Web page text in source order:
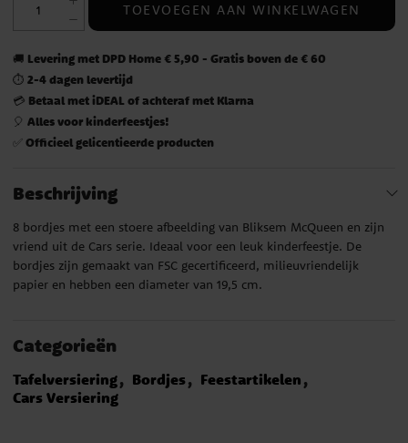
TOEVOEGEN AAN WINKELWAGEN
🚚 Levering met DPD Home € 5,90 - Gratis boven de € 60
⏱️ 2-4 dagen levertijd
💳 Betaal met iDEAL of achteraf met Klarna
🎈 Alles voor kinderfeestjes!
✅ Officieel gelicentieerde producten
Beschrijving
8 bordjes met een stoere afbeelding van Bliksem McQueen en zijn
vriend uit de Cars serie. Ideaal voor een leuk kinderfeestje. De
bordjes zijn gemaakt van FSC gecertificeerd, milieuvriendelijk
papier en hebben een diameter van 19,5 cm.
Categorieën
Tafelversiering Bordjes
Feestartikelen
Cars Versiering